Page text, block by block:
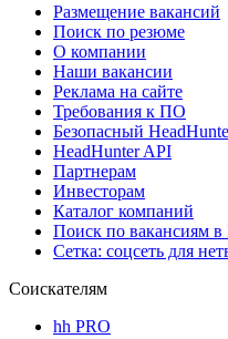
Размещение вакансий
Поиск по резюме
О компании
Наши вакансии
Реклама на сайте
Требования к ПО
Безопасный
HeadHunter API
Партнерам
Инвесторам
Каталог компаний
Поиск по вакансиям в
Сетка: соцсеть для
Соискателям
hh PRO